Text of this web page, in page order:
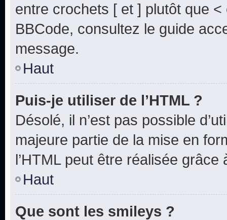
entre crochets [ et ] plutôt que
BBCode, consultez le guide
message.
Haut
Puis-je utiliser de l’HTML ?
Désolé, il n’est pas possible
majeure partie de la mise en
l’HTML peut être réalisée grâce
Haut
Que sont les smileys ?